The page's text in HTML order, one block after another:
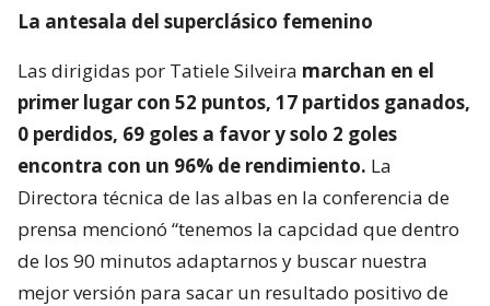
La antesala del superclásico femenino
Las dirigidas por Tatiele Silveira marchan en el
primer lugar con 52 puntos, 17 partidos ganados,
0 perdidos, 69 goles a favor y solo 2 goles
encontra con un 96% de rendimiento. La
Directora técnica de las albas en la conferencia de
prensa mencionó “tenemos la capcidad que dentro
de los 90 minutos adaptarnos y buscar nuestra
mejor versión para sacar un resultado positivo de